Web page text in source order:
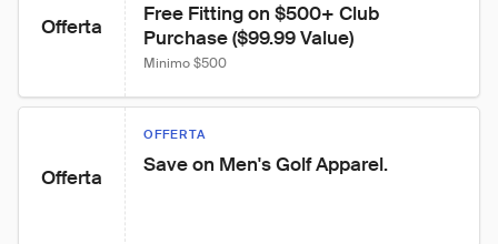
Offerta
Free Fitting on $500+ Club
Purchase ($99.99 Value)
Minimo $500
Offerta
OFFERTA
Save on Men's Golf Apparel.